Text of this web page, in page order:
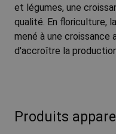
et légumes, une
qualité. En floriculture,
mené à une croissance
d'accroître la
Produits